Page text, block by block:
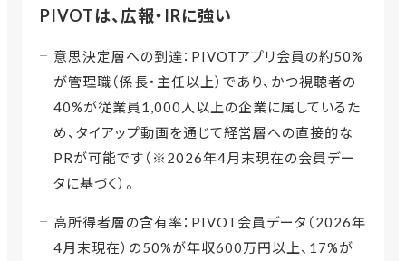
PIVOTは、広報・IRに強い
意思決定層への到達：PIVOTアプリ会員の約50%
が管理職（係長・主任以上）であり、かつ視聴者の
40%が従業員1,000人以上の企業に属しているた
め、タイアップ動画を通じて経営層への直接的な
PRが可能です（※2026年4月末現在の会員デー
タに基づく）。
高所得者層の含有率：PIVOT会員データ（2026年
4月末現在）の50%が年収600万円以上、17%が